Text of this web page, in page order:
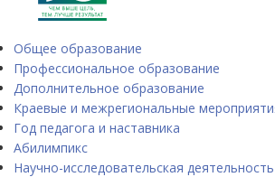
Общее образование
Профессиональное образование
Дополнительное образование
Краевые и межрегиональные
Год педагога и наставника
Абилимпикс
Научно-исследовательская деятельность